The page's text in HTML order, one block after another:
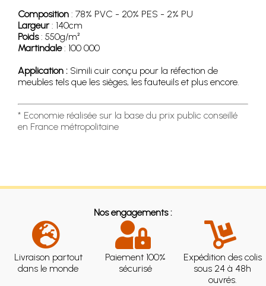
Composition : 78% PVC - 20% PES - 2% PU
Largeur: 140cm
Poids: 550g/m²
Martindale: 100 000
Application : Simili cuir conçu pour la réfection de
meubles tels que les sièges, les fauteuils et plus encore.
* Economie réalisée sur la base du prix public conseillé
en France métropolitaine
Nos engagements :
Livraison partout
dans le monde
Paiement 100%
sécurisé
Expédition des colis
sous 24 à 48h
ouvrés.